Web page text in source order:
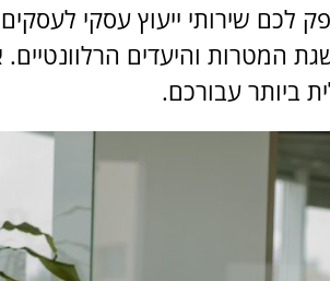
שירותי ייעוץ עסקי לעסקים.
המטרות והיעדים
ביותר עבורכם.